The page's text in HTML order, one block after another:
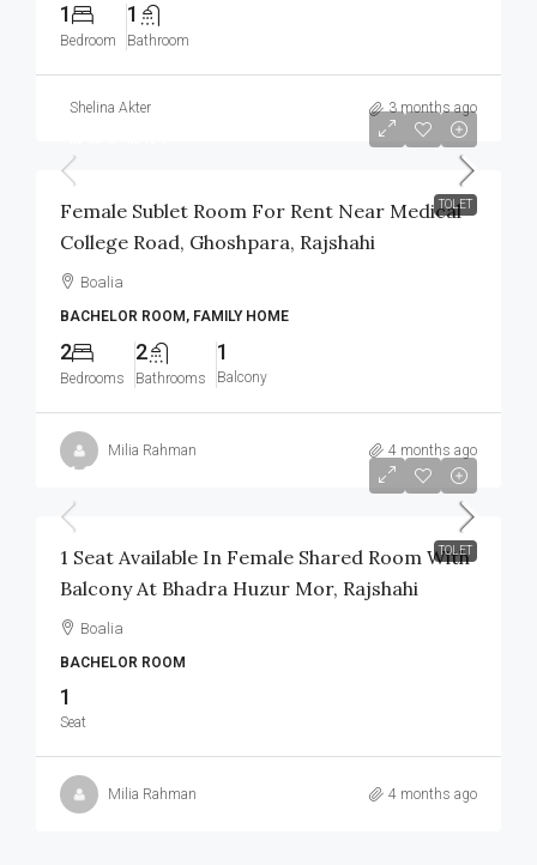
1
Bedroom
1
Bathroom
Shelina Akter 3 months ago
TOLET
Female Sublet Room For Rent Near Medical
College Road, Ghoshpara, Rajshahi
Boalia
BACHELOR ROOM, FAMILY HOME
2
Bedrooms
2
Bathrooms
1
Balcony
Milia Rahman 4 months ago
TOLET
৳1,800
1 Seat Available In Female Shared Room With
Balcony At Bhadra Huzur Mor, Rajshahi
Boalia
BACHELOR ROOM
1
Seat
Milia Rahman 4 months ago